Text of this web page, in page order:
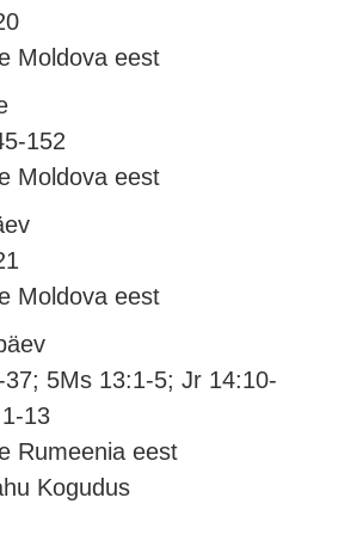
Moldova eest
152
Moldova eest
Moldova eest
37; 5Ms 13:1-5; Jr 14:10-
13
Rumeenia eest
Kogudus